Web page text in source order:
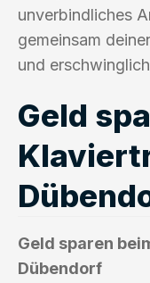
unverbindliches
gemeinsam
und
Geld
Geld sparen
Dübendorf